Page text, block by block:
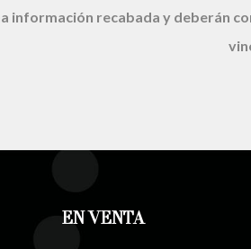
información recabada y deberán
EN VENTA